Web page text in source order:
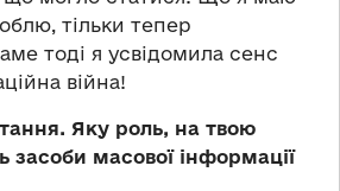
тільки тепер
тоді я усвідомила сенс
війна!
Яку роль, на твою
засоби масової інформації